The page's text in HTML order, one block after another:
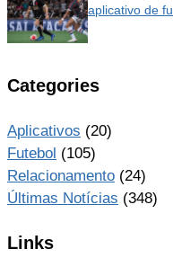
aplicativo de
Categories
Aplicativos (20)
Futebol (105)
Relacionamento (24)
Últimas Notícias (348)
Links